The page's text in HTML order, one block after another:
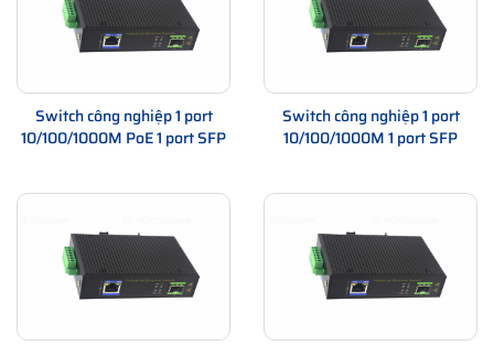
Switch công nghiệp 1 port
10/100/1000M PoE 1 port SFP
Switch công nghiệp 1 port
10/100/1000M 1 port SFP